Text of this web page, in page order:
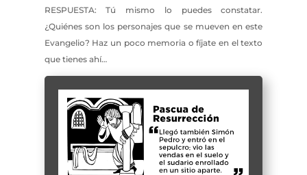
RESPUESTA: Tú mismo lo puedes constatar.
¿Quiénes son los personajes que se mueven en este
Evangelio? Haz un poco memoria o fíjate en el texto
que tienes ahí…